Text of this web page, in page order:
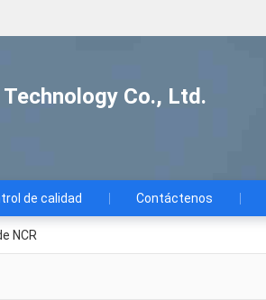
Co., Ltd.
de calidad Contáctenos
NCR